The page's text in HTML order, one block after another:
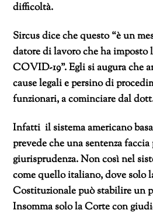
difficoltà.
Sircus dice che questo “è un
datore di lavoro che ha imposto
COVID-19”. Egli si augura che
cause legali e persino di
funzionari, a cominciare dal
Infatti il sistema americano
prevede che una sentenza faccia
giurisprudenza. Non così nel
come quello italiano, dove solo
Costituzionale può stabilire un
Insomma solo la Corte con